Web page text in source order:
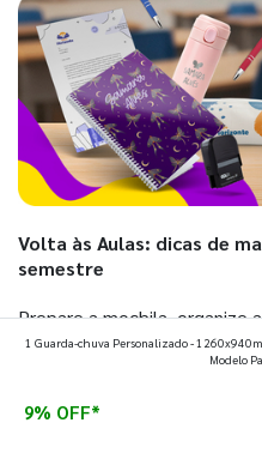
Volta às Aulas: dicas de
semestre
Prepare a mochila, organize
que fazem toda diferença
1 Guarda-chuva Personalizado -
Modelo
9% OFF*